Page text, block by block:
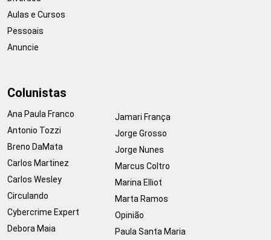
Aulas e Cursos
Pessoais
Anuncie
Colunistas
Ana Paula Franco
Antonio Tozzi
Breno DaMata
Carlos Martinez
Carlos Wesley
Circulando
Cybercrime Expert
Debora Maia
Jamari França
Jorge Grosso
Jorge Nunes
Marcus Coltro
Marina Elliot
Marta Ramos
Opinião
Paula Santa Maria